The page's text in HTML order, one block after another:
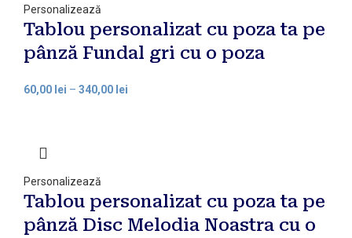
Personalizează
Tablou personalizat cu poza ta pe
pânză Fundal gri cu o poza
60,00 lei – 340,00 lei
Personalizează
Tablou personalizat cu poza ta pe
pânză Disc Melodia Noastra cu o